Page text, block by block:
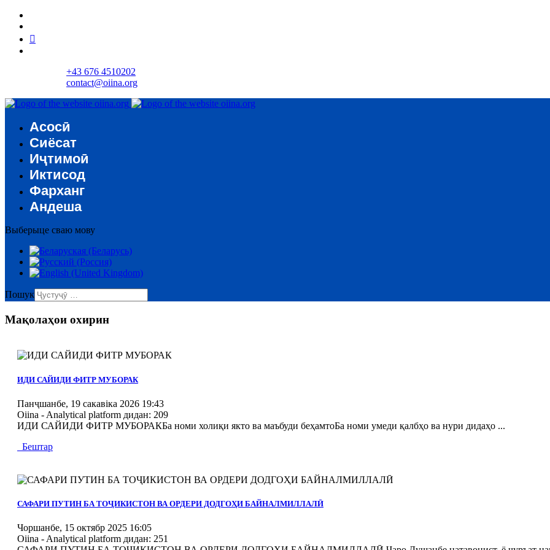
+43 676 4510202
contact@oiina.org
Асосӣ
Сиёсат
Иҷтимоӣ
Иктисод
Фарханг
Андеша
Выберыце сваю мову
Пошук
Мақолаҳои охирин
ИДИ САЙИДИ ФИТР МУБОРАК
Панҷшанбе, 19 сакавіка 2026 19:43
Oiina - Analytical platform дидан: 209
ИДИ САЙИДИ ФИТР МУБОРАКБа номи холиқи якто ва маъбуди беҳамтоБа номи умеди қалбҳо ва нури дидаҳо ...
Бештар
САФАРИ ПУТИН БА ТОҶИКИСТОН ВА ОРДЕРИ ДОДГОҲИ БАЙНАЛМИЛЛАЛӢ
Чоршанбе, 15 октябр 2025 16:05
Oiina - Analytical platform дидан: 251